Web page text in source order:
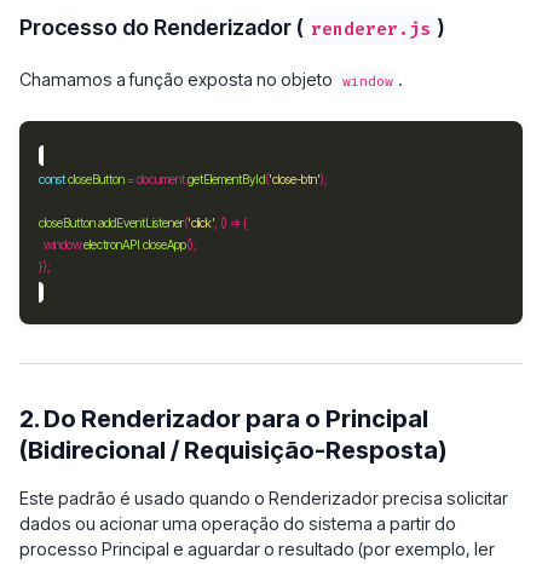
Processo do Renderizador ( renderer.js )
Chamamos a função exposta no objeto window .
constcloseButton = document.getElementById('close-btn'
closeButtonaddEventListener('click'
  window.
electronAPI closeApp
2. Do Renderizador para o Principal
(Bidirecional / Requisição-Resposta)
Este padrão é usado quando o Renderizador precisa solicitar
dados ou acionar uma operação do sistema a partir do
processo Principal e aguardar o resultado (por exemplo, ler